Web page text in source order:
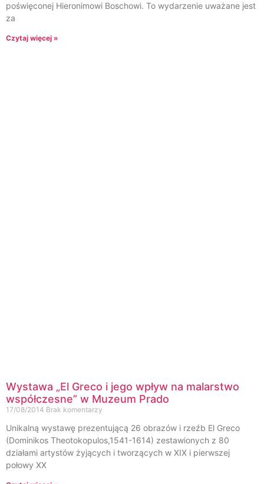
poświęconej Hieronimowi Boschowi. To wydarzenie uważane jest
za
Czytaj więcej »
Wystawa „El Greco i jego wpływ na malarstwo
współczesne” w Muzeum Prado
17/08/2014 Brak komentarzy
Unikalną wystawę prezentującą 26 obrazów i rzeźb El Greco
(Dominikos Theotokopulos,1541-1614) zestawionych z 80
działami artystów żyjących i tworzących w XIX i pierwszej
połowy XX